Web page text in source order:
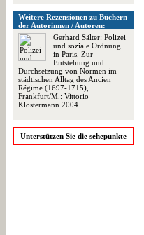
Weitere Rezensionen zu Büchern
der Autorinnen / Autoren:
Gerhard Sälter: Polizei
und soziale Ordnung
in Paris. Zur
Entstehung und
Durchsetzung von Normen im
städtischen Alltag des Ancien
Régime (1697-1715),
Frankfurt/M.: Vittorio
Klostermann 2004
Unterstützen Sie die sehepunkte